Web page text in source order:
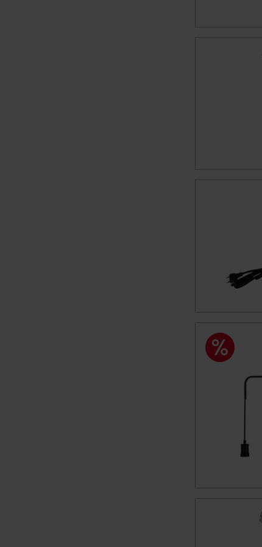
Für die USA besteht
Datenschutz nach EU-
Kommission sowie